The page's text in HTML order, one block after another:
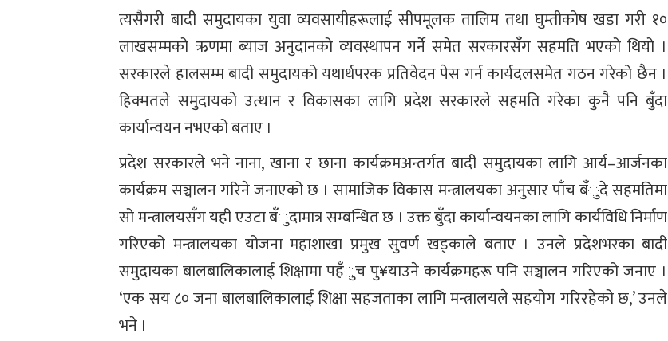
त्यसैगरी बादी समुदायका युवा व्यवसायीहरूलाई सीपमूलक तालिम तथा घुम्तीकोष खडा गरी १०
लाखसम्मको ऋणमा ब्याज अनुदानको व्यवस्थापन गर्ने समेत सरकारसँग सहमति भएको थियो ।
सरकारले हालसम्म बादी समुदायको यथार्थपरक प्रतिवेदन पेस गर्न कार्यदलसमेत गठन गरेको छैन ।
हिक्मतले समुदायको उत्थान र विकासका लागि प्रदेश सरकारले सहमति गरेका कुनै पनि बुँदा
कार्यान्वयन नभएको बताए ।
प्रदेश सरकारले भने नाना, खाना र छाना कार्यक्रमअन्तर्गत बादी समुदायका लागि आर्य–आर्जनका
कार्यक्रम सञ्चालन गरिने जनाएको छ । सामाजिक विकास मन्त्रालयका अनुसार पाँच बँुदे सहमतिमा
सो मन्त्रालयसँग यही एउटा बँुदामात्र सम्बन्धित छ । उक्त बुँदा कार्यान्वयनका लागि कार्यविधि निर्माण
गरिएको मन्त्रालयका योजना महाशाखा प्रमुख सुवर्ण खड्काले बताए । उनले प्रदेशभरका बादी
समुदायका बालबालिकालाई शिक्षामा पहँुच पु¥याउने कार्यक्रमहरू पनि सञ्चालन गरिएको जनाए ।
‘एक सय ८० जना बालबालिकालाई शिक्षा सहजताका लागि मन्त्रालयले सहयोग गरिरहेको छ,’ उनले
भने ।